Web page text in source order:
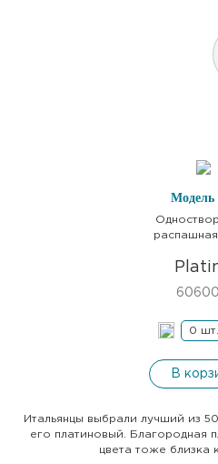
Модель
60600
В
Итальянцы выбрали лучший из
его платиновый. Благородная
цвета тоже близка